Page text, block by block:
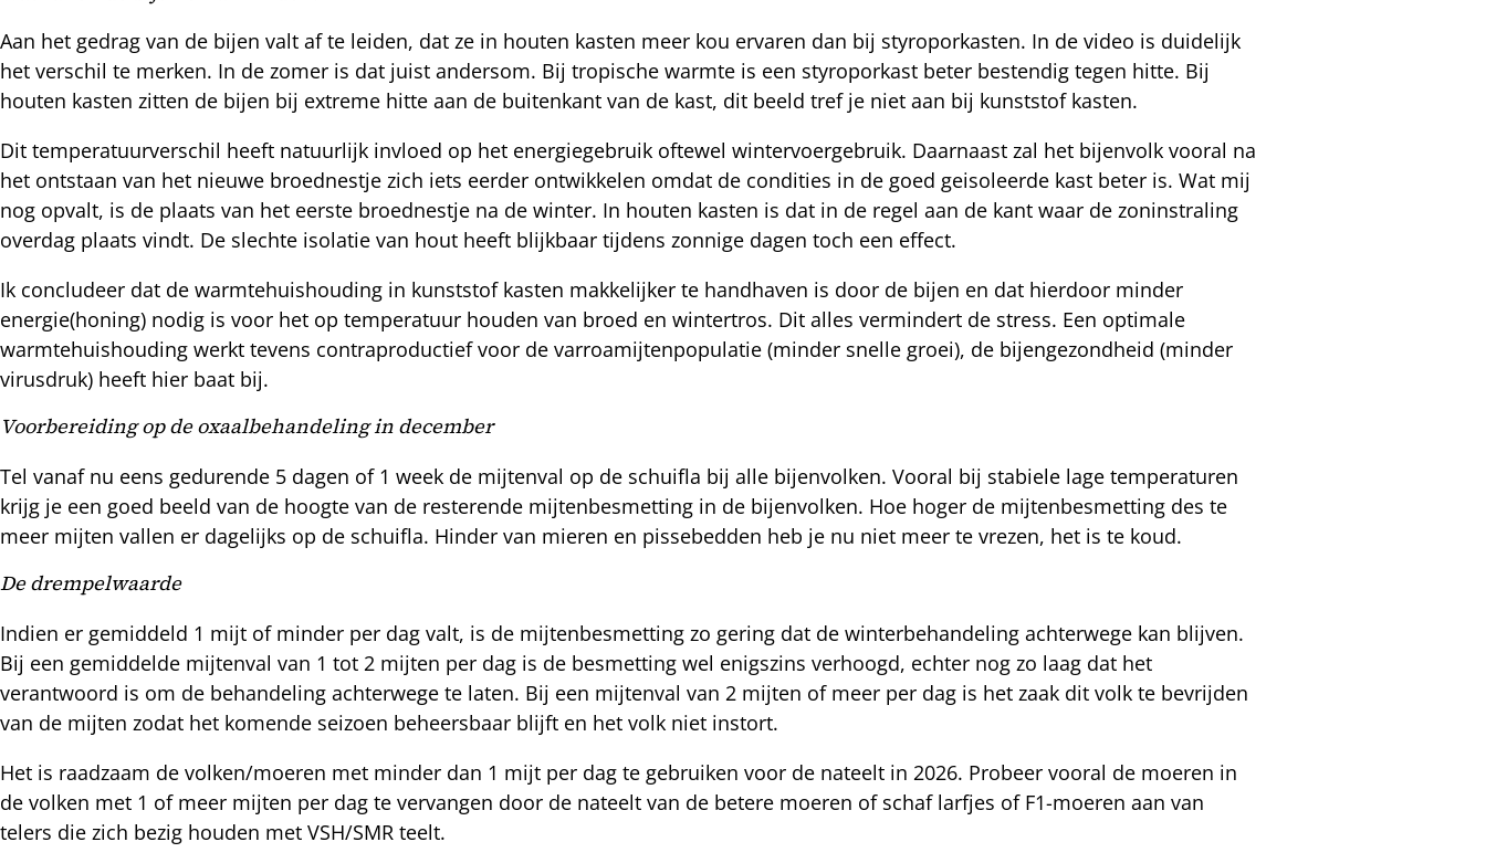
Aan het gedrag van de bijen valt af te leiden, dat ze in houten kasten meer kou ervaren dan bij styroporkasten. In de video is duidelijk
het verschil te merken. In de zomer is dat juist andersom. Bij tropische warmte is een styroporkast beter bestendig tegen hitte. Bij
houten kasten zitten de bijen bij extreme hitte aan de buitenkant van de kast, dit beeld tref je niet aan bij kunststof kasten.
Dit temperatuurverschil heeft natuurlijk invloed op het energiegebruik oftewel wintervoergebruik. Daarnaast zal het bijenvolk vooral na
het ontstaan van het nieuwe broednestje zich iets eerder ontwikkelen omdat de condities in de goed geisoleerde kast beter is. Wat mij
nog opvalt, is de plaats van het eerste broednestje na de winter. In houten kasten is dat in de regel aan de kant waar de zoninstraling
overdag plaats vindt. De slechte isolatie van hout heeft blijkbaar tijdens zonnige dagen toch een effect.
Ik concludeer dat de warmtehuishouding in kunststof kasten makkelijker te handhaven is door de bijen en dat hierdoor minder
energie(honing) nodig is voor het op temperatuur houden van broed en wintertros. Dit alles vermindert de stress. Een optimale
warmtehuishouding werkt tevens contraproductief voor de varroamijtenpopulatie (minder snelle groei), de bijengezondheid (minder
virusdruk) heeft hier baat bij.
Voorbereiding op de oxaalbehandeling in december
Tel vanaf nu eens gedurende 5 dagen of 1 week de mijtenval op de schuifla bij alle bijenvolken. Vooral bij stabiele lage temperaturen
krijg je een goed beeld van de hoogte van de resterende mijtenbesmetting in de bijenvolken. Hoe hoger de mijtenbesmetting des te
meer mijten vallen er dagelijks op de schuifla. Hinder van mieren en pissebedden heb je nu niet meer te vrezen, het is te koud.
De drempelwaarde
Indien er gemiddeld 1 mijt of minder per dag valt, is de mijtenbesmetting zo gering dat de winterbehandeling achterwege kan blijven.
Bij een gemiddelde mijtenval van 1 tot 2 mijten per dag is de besmetting wel enigszins verhoogd, echter nog zo laag dat het
verantwoord is om de behandeling achterwege te laten. Bij een mijtenval van 2 mijten of meer per dag is het zaak dit volk te bevrijden
van de mijten zodat het komende seizoen beheersbaar blijft en het volk niet instort.
Het is raadzaam de volken/moeren met minder dan 1 mijt per dag te gebruiken voor de nateelt in 2026. Probeer vooral de moeren in
de volken met 1 of meer mijten per dag te vervangen door de nateelt van de betere moeren of schaf larfjes of F1-moeren aan van
telers die zich bezig houden met VSH/SMR teelt.